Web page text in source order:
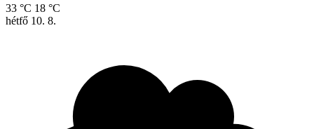
33 °C 18 °C
hétfő 10. 8.